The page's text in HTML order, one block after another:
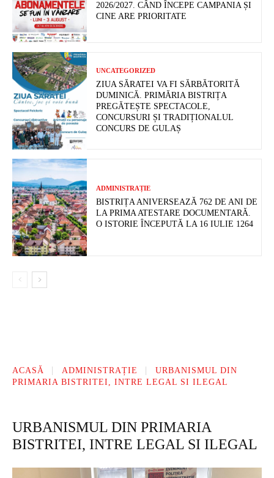
2026/2027. CÂND ÎNCEPE CAMPANIA ȘI
CINE ARE PRIORITATE
UNCATEGORIZED
ZIUA SĂRATEI VA FI SĂRBĂTORITĂ
DUMINICĂ. PRIMĂRIA BISTRIȚA
PREGĂTEȘTE SPECTACOLE,
CONCURSURI ȘI TRADIȚIONALUL
CONCURS DE GULAȘ
ADMINISTRAȚIE
BISTRIȚA ANIVERSEAZĂ 762 DE ANI DE
LA PRIMA ATESTARE DOCUMENTARĂ.
O ISTORIE ÎNCEPUTĂ LA 16 IULIE 1264